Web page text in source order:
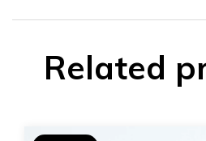
Related